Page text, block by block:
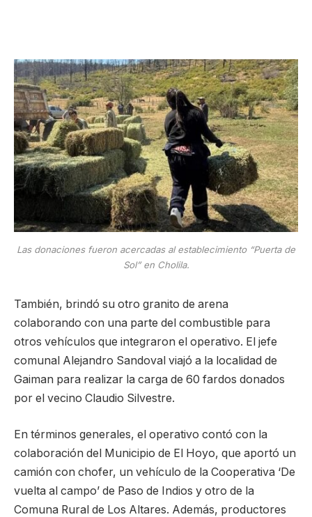
Las donaciones fueron acercadas al establecimiento “Puerta de
Sol” en Cholila.
También, brindó su otro granito de arena
colaborando con una parte del combustible para
otros vehículos que integraron el operativo. El jefe
comunal Alejandro Sandoval viajó a la localidad de
Gaiman para realizar la carga de 60 fardos donados
por el vecino Claudio Silvestre.
En términos generales, el operativo contó con la
colaboración del Municipio de El Hoyo, que aportó un
camión con chofer, un vehículo de la Cooperativa ‘De
vuelta al campo’ de Paso de Indios y otro de la
Comuna Rural de Los Altares. Además, productores